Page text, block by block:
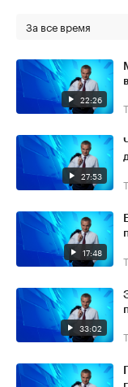
За все время
22:26
27:53
17:48
33:02